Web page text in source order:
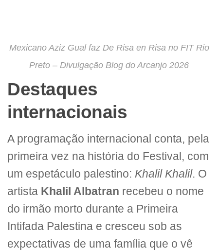
Mexicano Aziz Gual faz De Risa en Risa no FIT Rio
Preto – Divulgação Blog do Arcanjo 2026
Destaques
internacionais
A programação internacional conta, pela
primeira vez na história do Festival, com
um espetáculo palestino: Khalil Khalil. O
artista Khalil Albatran recebeu o nome
do irmão morto durante a Primeira
Intifada Palestina e cresceu sob as
expectativas de uma família que o vê